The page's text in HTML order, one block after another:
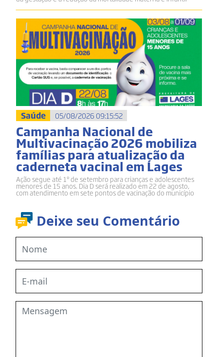
Deixe seu Comentário
Saúde 05/08/2026 09:15:52
Campanha Nacional de
Multivacinação 2026 mobiliza
famílias para atualização da
caderneta vacinal em Lages
Ação segue até 1º de setembro para crianças e adolescentes
menores de 15 anos. Dia D será realizado em 22 de agosto,
com atendimento em sete pontos de vacinação do município